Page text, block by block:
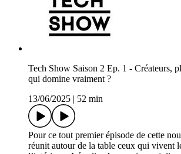
Tech Show Saison 2 Ep. 1 - Créateurs,
qui domine vraiment ?
13/06/2025
52 min
Pour ce tout premier épisode de cette
réunit autour de la table ceux qui vivent